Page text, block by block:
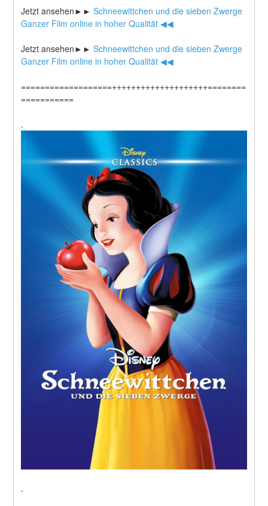
Jetzt ansehen►► Schneewittchen und die sieben Zwerge
Ganzer Film online in hoher Qualität ◀◀
Jetzt ansehen►► Schneewittchen und die sieben Zwerge
Ganzer Film online in hoher Qualität ◀◀
===================++++++++++++++++++++========
===========
.
.